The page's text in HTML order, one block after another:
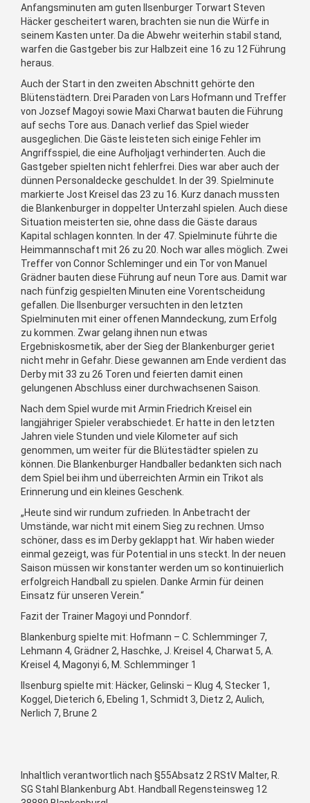
Anfangsminuten am guten Ilsenburger Torwart Steven
Häcker gescheitert waren, brachten sie nun die Würfe in
seinem Kasten unter. Da die Abwehr weiterhin stabil stand,
warfen die Gastgeber bis zur Halbzeit eine 16 zu 12 Führung
heraus.
Auch der Start in den zweiten Abschnitt gehörte den
Blütenstädtern. Drei Paraden von Lars Hofmann und Treffer
von Jozsef Magoyi sowie Maxi Charwat bauten die Führung
auf sechs Tore aus. Danach verlief das Spiel wieder
ausgeglichen. Die Gäste leisteten sich einige Fehler im
Angriffsspiel, die eine Aufholjagt verhinderten. Auch die
Gastgeber spielten nicht fehlerfrei. Dies war aber auch der
dünnen Personaldecke geschuldet. In der 39. Spielminute
markierte Jost Kreisel das 23 zu 16. Kurz danach mussten
die Blankenburger in doppelter Unterzahl spielen. Auch diese
Situation meisterten sie, ohne dass die Gäste daraus
Kapital schlagen konnten. In der 47. Spielminute führte die
Heimmannschaft mit 26 zu 20. Noch war alles möglich. Zwei
Treffer von Connor Schleminger und ein Tor von Manuel
Grädner bauten diese Führung auf neun Tore aus. Damit war
nach fünfzig gespielten Minuten eine Vorentscheidung
gefallen. Die Ilsenburger versuchten in den letzten
Spielminuten mit einer offenen Manndeckung, zum Erfolg
zu kommen. Zwar gelang ihnen nun etwas
Ergebniskosmetik, aber der Sieg der Blankenburger geriet
nicht mehr in Gefahr. Diese gewannen am Ende verdient das
Derby mit 33 zu 26 Toren und feierten damit einen
gelungenen Abschluss einer durchwachsenen Saison.
Nach dem Spiel wurde mit Armin Friedrich Kreisel ein
langjähriger Spieler verabschiedet. Er hatte in den letzten
Jahren viele Stunden und viele Kilometer auf sich
genommen, um weiter für die Blütestädter spielen zu
können. Die Blankenburger Handballer bedankten sich nach
dem Spiel bei ihm und überreichten Armin ein Trikot als
Erinnerung und ein kleines Geschenk.
„Heute sind wir rundum zufrieden. In Anbetracht der
Umstände, war nicht mit einem Sieg zu rechnen. Umso
schöner, dass es im Derby geklappt hat. Wir haben wieder
einmal gezeigt, was für Potential in uns steckt. In der neuen
Saison müssen wir konstanter werden um so kontinuierlich
erfolgreich Handball zu spielen. Danke Armin für deinen
Einsatz für unseren Verein.“
Fazit der Trainer Magoyi und Ponndorf.
Blankenburg spielte mit: Hofmann – C. Schlemminger 7,
Lehmann 4, Grädner 2, Haschke, J. Kreisel 4, Charwat 5, A.
Kreisel 4, Magonyi 6, M. Schlemminger 1
Ilsenburg spielte mit: Häcker, Gelinski – Klug 4, Stecker 1,
Koggel, Dieterich 6, Ebeling 1, Schmidt 3, Dietz 2, Aulich,
Nerlich 7, Brune 2
Inhaltlich verantwortlich nach §55Absatz 2 RStV Malter, R.
SG Stahl Blankenburg Abt. Handball Regensteinsweg 12